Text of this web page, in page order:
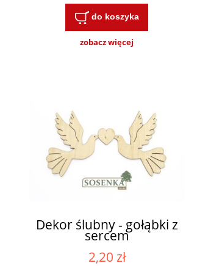
do koszyka
zobacz więcej
Dekor ślubny - gołąbki z
sercem
2,20 zł